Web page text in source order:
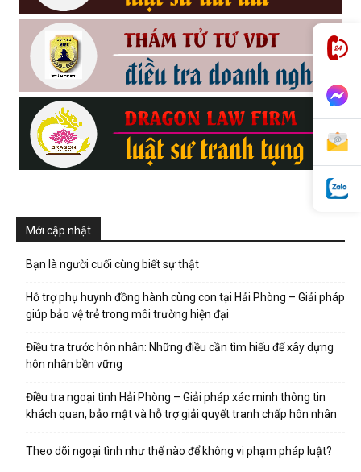
phong,
phong
tham
Mới cập nhật
Bạn là người cuối cùng biết sự thật
Hỗ trợ phụ huynh đồng hành cùng con tại Hải Phòng – Giải pháp
giúp bảo vệ trẻ trong môi trường hiện đại
Điều tra trước hôn nhân: Những điều cần tìm hiểu để xây dựng
hôn nhân bền vững
Điều tra ngoại tình Hải Phòng – Giải pháp xác minh thông tin
khách quan, bảo mật và hỗ trợ giải quyết tranh chấp hôn nhân
Theo dõi ngoại tình như thế nào để không vi phạm pháp luật?